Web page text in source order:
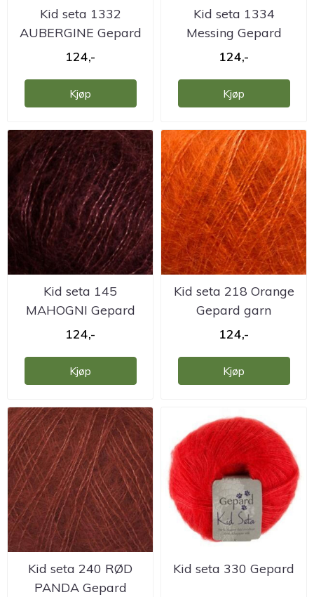
Kid seta 1332
AUBERGINE Gepard
124,-
Kjøp
Kid seta 1334
Messing Gepard
124,-
Kjøp
Kid seta 145
MAHOGNI Gepard
124,-
Kjøp
Kid seta 218 Orange
Gepard garn
124,-
Kjøp
Kid seta 240 RØD
PANDA Gepard
Kid seta 330 Gepard